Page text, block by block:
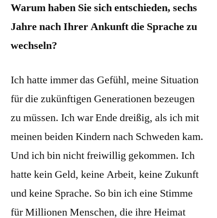
Warum haben Sie sich entschieden, sechs
Jahre nach Ihrer Ankunft die Sprache zu
wechseln?
Ich hatte immer das Gefühl, meine Situation
für die zukünftigen Generationen bezeugen
zu müssen. Ich war Ende dreißig, als ich mit
meinen beiden Kindern nach Schweden kam.
Und ich bin nicht freiwillig gekommen. Ich
hatte kein Geld, keine Arbeit, keine Zukunft
und keine Sprache. So bin ich eine Stimme
für Millionen Menschen, die ihre Heimat